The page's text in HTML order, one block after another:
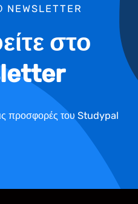
στο
προσφορές του Studypal